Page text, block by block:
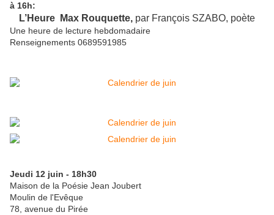
à 16h:
L’Heure Max Rouquette, par François SZABO, poète
Une heure de lecture hebdomadaire
Renseignements 0689591985
Jeudi 12 juin - 18h30
Maison de la Poésie Jean Joubert
Moulin de l'Evêque
78, avenue du Pirée